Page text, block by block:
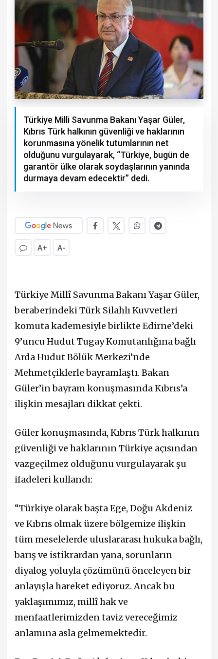
Türkiye Milli Savunma Bakanı Yaşar Güler,
Kıbrıs Türk halkının güvenliği ve haklarının
korunmasına yönelik tutumlarının net
olduğunu vurgulayarak, “Türkiye, bugün de
garantör ülke olarak soydaşlarının yanında
durmaya devam edecektir” dedi.
A+ A-
Türkiye Millî Savunma Bakanı Yaşar Güler,
beraberindeki Türk Silahlı Kuvvetleri
komuta kademesiyle birlikte Edirne’deki
9’uncu Hudut Tugay Komutanlığına bağlı
Arda Hudut Bölük Merkezi’nde
Mehmetçiklerle bayramlaştı. Bakan
Güler’in bayram konuşmasında Kıbrıs’a
ilişkin mesajları dikkat çekti.
Güler konuşmasında, Kıbrıs Türk halkının
güvenliği ve haklarının Türkiye açısından
vazgeçilmez olduğunu vurgulayarak şu
ifadeleri kullandı:
“Türkiye olarak başta Ege, Doğu Akdeniz
ve Kıbrıs olmak üzere bölgemize ilişkin
tüm meselelerde uluslararası hukuka bağlı,
barış ve istikrardan yana, sorunların
diyalog yoluyla çözümünü önceleyen bir
anlayışla hareket ediyoruz. Ancak bu
yaklaşımımız, millî hak ve
menfaatlerimizden taviz vereceğimiz
anlamına asla gelmemektedir.